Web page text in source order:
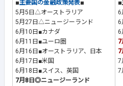
■主要国の金融政策発表■
5月5日△オーストラリア
5月27日△ニュージーランド
6月10日■カナダ
6月11日■ユーロ圏
6月16日■オーストラリア、日本
6月17日■米国
6月18日■スイス、英国
7月8日◎ニュージーランド
■
6
6
6
7
7
7